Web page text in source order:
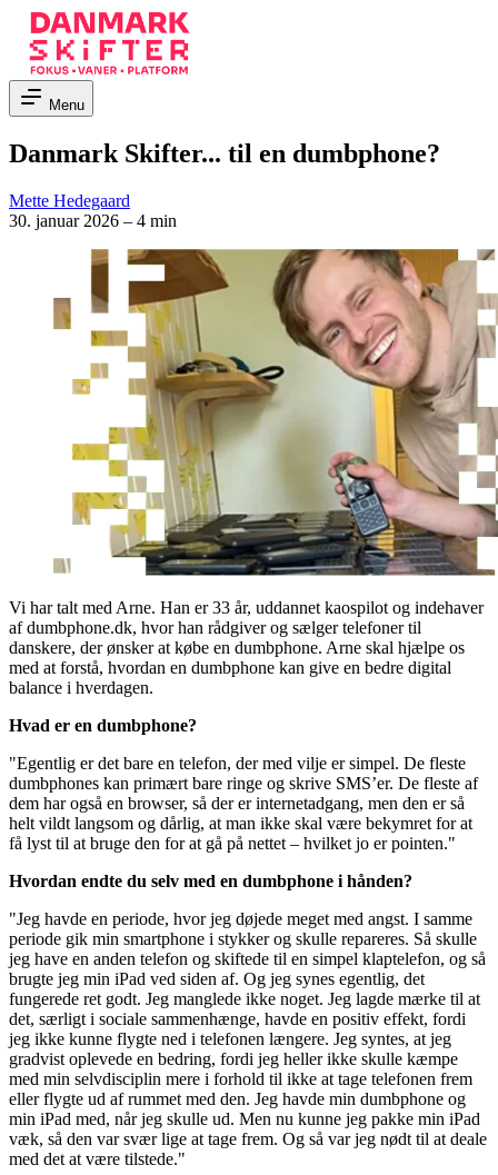
Menu
Danmark Skifter... til en dumbphone?
Mette Hedegaard
30. januar 2026 – 4 min
Vi har talt med Arne. Han er 33 år, uddannet kaospilot og indehaver
af dumbphone.dk, hvor han rådgiver og sælger telefoner til
danskere, der ønsker at købe en dumbphone. Arne skal hjælpe os
med at forstå, hvordan en dumbphone kan give en bedre digital
balance i hverdagen.
Hvad er en dumbphone?
"Egentlig er det bare en telefon, der med vilje er simpel. De fleste
dumbphones kan primært bare ringe og skrive SMS’er. De fleste af
dem har også en browser, så der er internetadgang, men den er så
helt vildt langsom og dårlig, at man ikke skal være bekymret for at
få lyst til at bruge den for at gå på nettet – hvilket jo er pointen."
Hvordan endte du selv med en dumbphone i hånden?
"Jeg havde en periode, hvor jeg døjede meget med angst. I samme
periode gik min smartphone i stykker og skulle repareres. Så skulle
jeg have en anden telefon og skiftede til en simpel klaptelefon, og så
brugte jeg min iPad ved siden af. Og jeg synes egentlig, det
fungerede ret godt. Jeg manglede ikke noget. Jeg lagde mærke til at
det, særligt i sociale sammenhænge, havde en positiv effekt, fordi
jeg ikke kunne flygte ned i telefonen længere. Jeg syntes, at jeg
gradvist oplevede en bedring, fordi jeg heller ikke skulle kæmpe
med min selvdisciplin mere i forhold til ikke at tage telefonen frem
eller flygte ud af rummet med den. Jeg havde min dumbphone og
min iPad med, når jeg skulle ud. Men nu kunne jeg pakke min iPad
væk, så den var svær lige at tage frem. Og så var jeg nødt til at deale
med det at være tilstede."